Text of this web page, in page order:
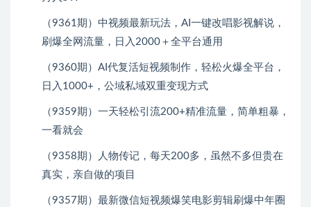
（9361期）中视频最新玩法，AI一键改唱影视解说，
刷爆全网流量，日入2000＋全平台通用
（9360期）AI代复活短视频制作，轻松火爆全平台，
日入1000+，公域私域双重变现方式
（9359期）一天轻松引流200+精准流量，简单粗暴，
一看就会
（9358期）人物传记，每天200多，虽然不多但贵在
真实，亲自做的项目
（9357期）最新微信短视频爆笑电影剪辑刷爆中年圈